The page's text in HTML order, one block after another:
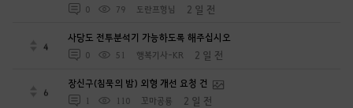
0 79 도란프형님 2 일 전
4
사당도 전투분석기 가능하도록 해주십시오
0 51 행복기사-KR 2 일 전
6
장신구(침묵의 밤) 외형 개선 요청 건
1 110 꼬마공룡 2 일 전